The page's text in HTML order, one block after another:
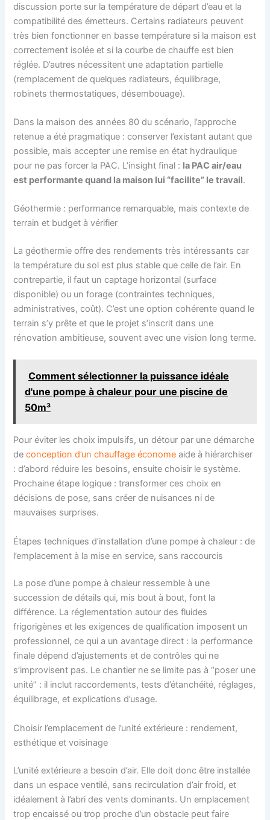
discussion porte sur la température de départ d’eau et la
compatibilité des émetteurs. Certains radiateurs peuvent
très bien fonctionner en basse température si la maison est
correctement isolée et si la courbe de chauffe est bien
réglée. D’autres nécessitent une adaptation partielle
(remplacement de quelques radiateurs, équilibrage,
robinets thermostatiques, désembouage).
Dans la maison des années 80 du scénario, l’approche
retenue a été pragmatique : conserver l’existant autant que
possible, mais accepter une remise en état hydraulique
pour ne pas forcer la PAC. L’insight final : la PAC air/eau
est performante quand la maison lui “facilite” le travail.
Géothermie : performance remarquable, mais contexte de
terrain et budget à vérifier
La géothermie offre des rendements très intéressants car
la température du sol est plus stable que celle de l’air. En
contrepartie, il faut un captage horizontal (surface
disponible) ou un forage (contraintes techniques,
administratives, coût). C’est une option cohérente quand le
terrain s’y prête et que le projet s’inscrit dans une
rénovation ambitieuse, souvent avec une vision long terme.
Comment sélectionner la puissance idéale
d'une pompe à chaleur pour une piscine de
50m³
Pour éviter les choix impulsifs, un détour par une démarche
deconception d’un chauffage économe aide à hiérarchiser
: d’abord réduire les besoins, ensuite choisir le système.
Prochaine étape logique : transformer ces choix en
décisions de pose, sans créer de nuisances ni de
mauvaises surprises.
Étapes techniques d’installation d’une pompe à chaleur : de
l’emplacement à la mise en service, sans raccourcis
La pose d’une pompe à chaleur ressemble à une
succession de détails qui, mis bout à bout, font la
différence. La réglementation autour des fluides
frigorigènes et les exigences de qualification imposent un
professionnel, ce qui a un avantage direct : la performance
finale dépend d’ajustements et de contrôles qui ne
s’improvisent pas. Le chantier ne se limite pas à “poser une
unité” : il inclut raccordements, tests d’étanchéité, réglages,
équilibrage, et explications d’usage.
Choisir l’emplacement de l’unité extérieure : rendement,
esthétique et voisinage
L’unité extérieure a besoin d’air. Elle doit donc être installée
dans un espace ventilé, sans recirculation d’air froid, et
idéalement à l’abri des vents dominants. Un emplacement
trop encaissé ou trop proche d’un obstacle peut faire